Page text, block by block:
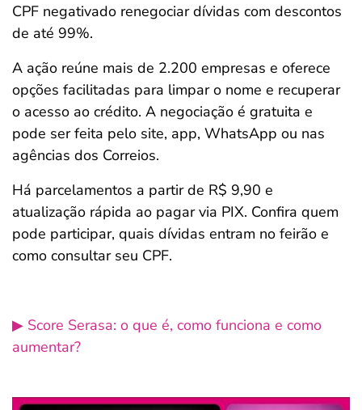
ferramentas
CPF negativado renegociar dívidas com descontos
de até 99%.
A ação reúne mais de 2.200 empresas e oferece
opções facilitadas para limpar o nome e recuperar
o acesso ao crédito. A negociação é gratuita e
pode ser feita pelo site, app, WhatsApp ou nas
agências dos Correios.
Há parcelamentos a partir de R$ 9,90 e
atualização rápida ao pagar via PIX. Confira quem
pode participar, quais dívidas entram no feirão e
como consultar seu CPF.
▶ Score Serasa: o que é, como funciona e como
aumentar?